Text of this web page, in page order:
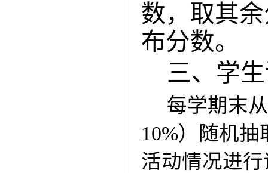
数，取其
布分数。
三、学
每学期末
10%）随机
活动情况进